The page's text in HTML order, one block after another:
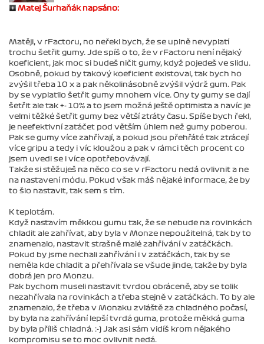
Matej Šurhaňák napsáno:
Matěji, v rFactoru, no neřekl bych, že se uplně nevyplatí
trochu šetřit gumy. Jde spíš o to, že v rFactoru není nějaký
koeficient, jak moc si budeš ničit gumy, když pojedeš ve slidu.
Osobně, pokud by takový koeficient existoval, tak bych ho
zvýšil třeba 10 x a pak několinásobně zvýšil výdrž gum. Pak
by se vyplatilo šetřit gumy mnohem více. Ony ty gumy se dají
šetřit ale tak +- 10% a to jsem možná ještě optimista a navíc je
velmi těžké šetřit gumy bez větší ztráty času. Spíše bych řekl,
je neefektivní zatáčet pod větším úhlem než gumy poberou.
Pak se gumy více zahřívají, a pokud jsou přehřáté tak ztrácejí
více gripu a tedy i víc kloužou a pak v rámci těch procent co
jsem uvedl se i více opotřebovávají.
Takže si stěžuješ na něco co se v rFactoru nedá ovlivnit a ne
na nastavení módu. Pokud však máš nějaké informace, že by
to šlo nastavit, tak sem s tím.
K teplotám.
Když nastavím měkkou gumu tak, že se nebude na rovinkách
chladit ale zahřívat, aby byla v Monze nepoužitelná, tak by to
znamenalo, nastavit strašně malé zahřívání v zatáčkách.
Pokud by jsme nechali zahřívání i v zatáčkách, tak by se
neměla kde chladit a přehřívala se všude jinde, takže by byla
dobrá jen pro Monzu.
Pak bychom museli nastavit tvrdou obráceně, aby se tolik
nezahřívala na rovinkách a třeba stejně v zatáčkách. To by ale
znamenalo, že třeba v Monaku zvláště za chladného počasí,
by byla na zahřívání lepší tvrdá guma, protože měkká guma
by byla příliš chladná. :-) Jak asi sám vidíš krom nějakého
kompromisu se to moc ovlivnit nedá.